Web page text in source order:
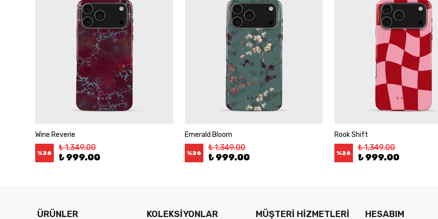
Wine Reverie
%26
₺ 1,349.00
₺ 999.00
Emerald Bloom
%26
₺ 1,349.00
₺ 999.00
Rook Shift
%26
₺ 1,349.00
₺ 999.00
ÜRÜNLER KOLEKSİYONLAR MÜŞTERİ HİZMETLERİ HESABIM